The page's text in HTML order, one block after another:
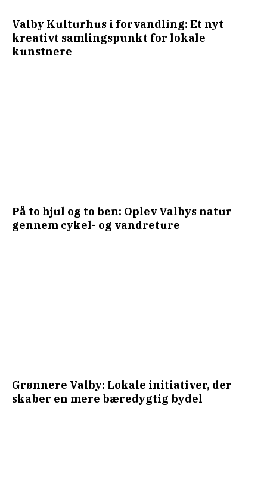
Valby Kulturhus i forvandling: Et nyt
kreativt samlingspunkt for lokale
kunstnere
På to hjul og to ben: Oplev Valbys natur
gennem cykel- og vandreture
Grønnere Valby: Lokale initiativer, der
skaber en mere bæredygtig bydel